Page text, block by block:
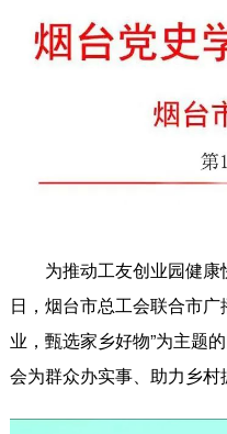
为推动工友创业园健康
日，烟台市总工会联合市
业，甄选家乡好物”为主题
会为群众办实事、助力乡村